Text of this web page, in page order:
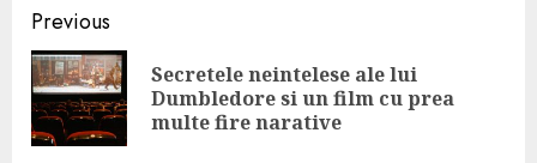
Continue
Reading
Previous
Secretele neintelese ale lui
Dumbledore si un film cu prea
multe fire narative